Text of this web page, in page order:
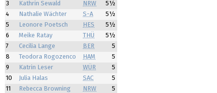
3
Kathrin Sewald NRW
5½
4
Nathalie Wächter S-A
5½
5
Leonore Poetsch HES
5½
6
Meike Ratay THÜ
5½
7
Cecilia Lange BER
5
8
Teodora Rogozenco HAM
5
9
Katrin Leser WÜR
5
10
Julia Halas SAC
5
11
Rebecca Browning NRW
5